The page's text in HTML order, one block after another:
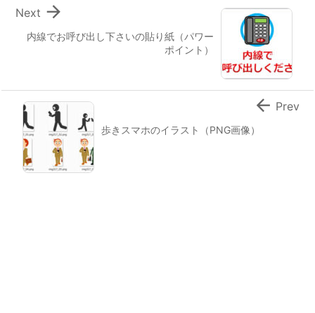
内線でお呼び出し下さいの貼り紙（パワー
ポイント）

Next
歩きスマホのイラスト（PNG画像）
 Prev